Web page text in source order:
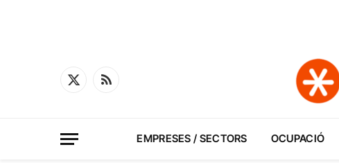
X
RSS
EMPRESES / SECTORS OCUPACIÓ